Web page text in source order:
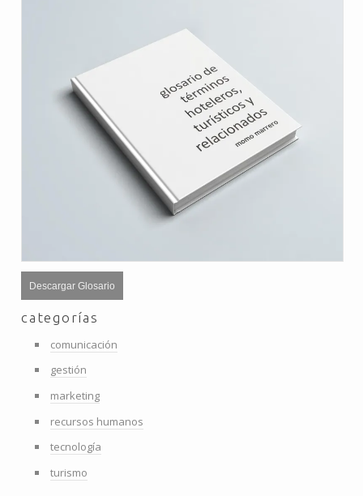
Descargar Glosario
categorías
comunicación
gestión
marketing
recursos humanos
tecnología
turismo